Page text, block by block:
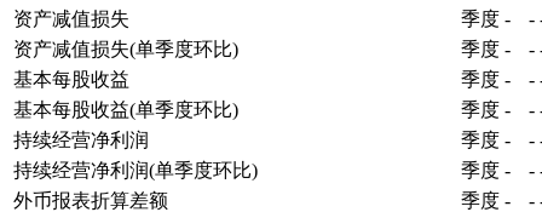
资产减值损失
季度 - -
资产减值损失(单季度环比)
季度 - -
基本每股收益
季度 - -
基本每股收益(单季度环比)
季度 - -
持续经营净利润
季度 - -
持续经营净利润(单季度环比)
季度 - -
外币报表折算差额
季度 - -